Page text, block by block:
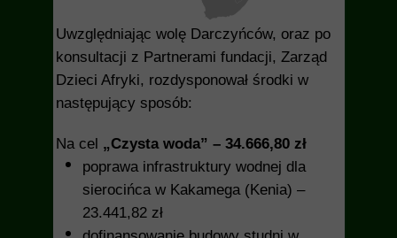
Uwzględniając wolę Darczyńców, oraz po
konsultacji z Partnerami fundacji, Zarząd
Dzieci Afryki, rozdysponował środki w
następujący sposób:
Na cel „Czysta woda” – 34.666,80 zł
poprawa infrastruktury wodnej dla
sierocińca w Kakamega (Kenia) –
23.441,82 zł